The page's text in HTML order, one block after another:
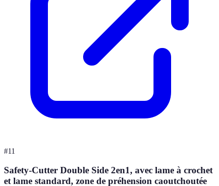
#11
Safety-Cutter Double Side 2en1, avec lame à crochet
et lame standard, zone de préhension caoutchoutée